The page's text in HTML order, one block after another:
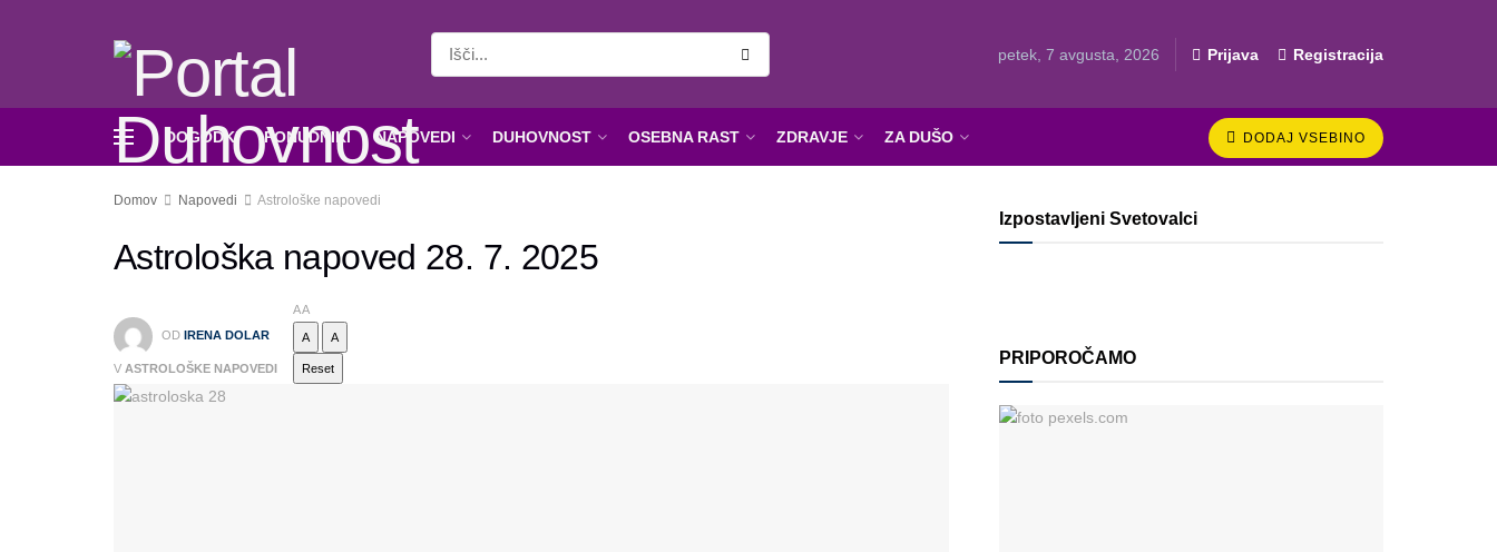
petek, 7 avgusta, 2026 Prijava Registracija
DOGODKI PONUDNIKI NAPOVEDI DUHOVNOST OSEBNA RAST ZDRAVJE ZA DUŠO DODAJ VSEBINO
Domov Napovedi Astrološke napovedi
Astrološka napoved 28. 7. 2025
OD IRENA DOLAR
V ASTROLOŠKE NAPOVEDI
AA
A A
Reset
Izpostavljeni Svetovalci
PRIPOROČAMO